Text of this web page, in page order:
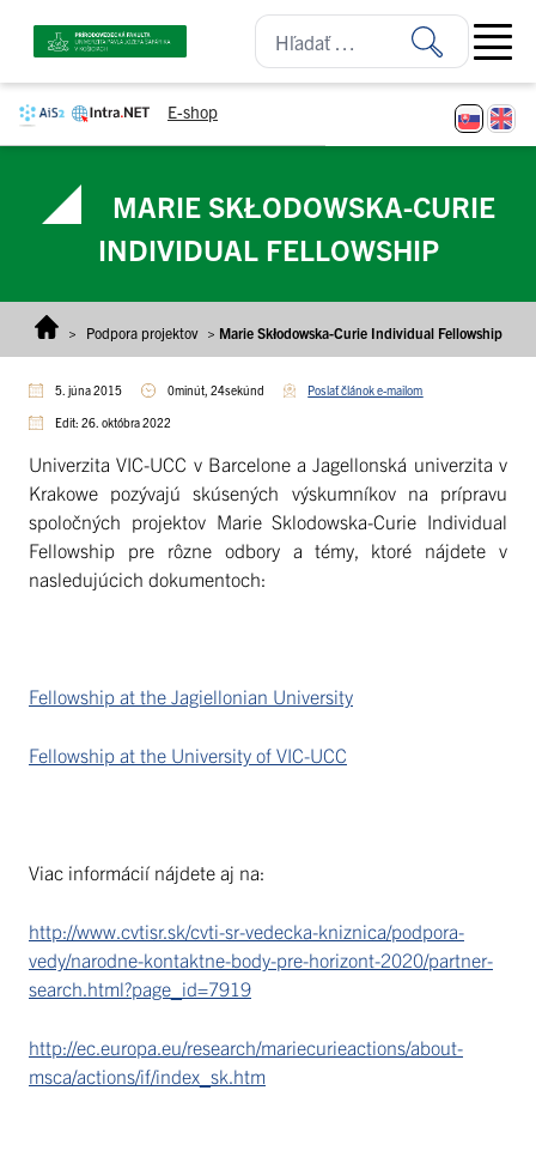
E-shop
Open
MARIE SKŁODOWSKA-CURIE
INDIVIDUAL FELLOWSHIP
> Podpora projektov > Marie Skłodowska-Curie Individual Fellowship
5. júna 2015 0minút, 24sekúnd Poslať článok e-mailom
Edit: 26. októbra 2022
Univerzita VIC-UCC v Barcelone a Jagellonská univerzita v
Krakowe pozývajú skúsených výskumníkov na prípravu
spoločných projektov Marie Sklodowska-Curie Individual
Fellowship pre rôzne odbory a témy, ktoré nájdete v
nasledujúcich dokumentoch:
Fellowship at the Jagiellonian University
Fellowship at the University of VIC-UCC
Viac informácií nájdete aj na:
http://www.cvtisr.sk/cvti-sr-vedecka-kniznica/podpora-
vedy/narodne-kontaktne-body-pre-horizont-2020/partner-
search.html?page_id=7919
http://ec.europa.eu/research/mariecurieactions/about-
msca/actions/if/index_sk.htm